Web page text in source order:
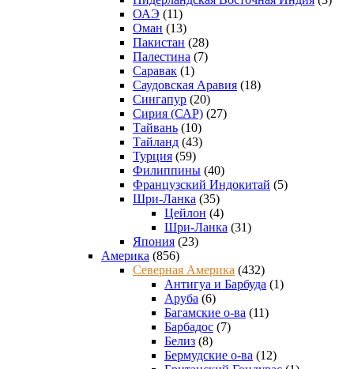
ОАЭ (11)
Оман (13)
Пакистан (28)
Палестина (7)
Саравак (1)
Саудовская Аравия (18)
Сингапур (20)
Сирия (САР) (27)
Тайвань (10)
Тайланд (43)
Турция (59)
Филиппины (40)
Французский Индокитай (5)
Шри-Ланка (35)
Цейлон (4)
Шри-Ланка (31)
Япония (23)
Америка (856)
Северная Америка (432)
Антигуа и Барбуда (1)
Аруба (6)
Багамские о-ва (11)
Барбадос (7)
Белиз (8)
Бермудские о-ва (12)